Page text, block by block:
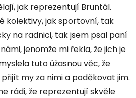
jak reprezentují Bruntál.
kolektivy, jak sportovní, tak
na radnici, tak jsem psal paní
jenomže mi řekla, že jich je
tuto úžasnou věc, že
my za nimi a poděkovat jim.
rádi, že reprezentují skvěle